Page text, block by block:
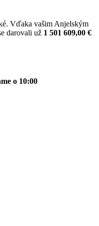
Vďaka vašim Anjelským
darovali už 1 501 609,00 €
o 10:00